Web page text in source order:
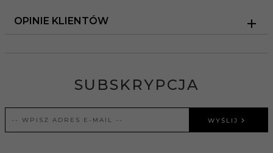
OPINIE KLIENTÓW
SUBSKRYPCJA
WYŚLIJ